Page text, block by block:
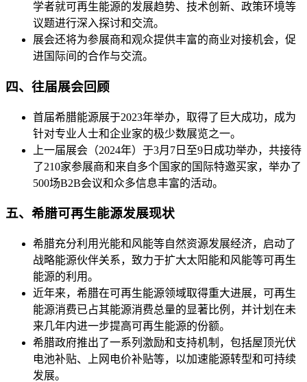
学者就可再生能源的发展趋势、技术创新、政策环境等
议题进行深入探讨和交流。
展会还将为参展商和观众提供丰富的商业对接机会，促
进国际间的合作与交流。
四、往届展会回顾
首届希腊能源展于2023年举办，取得了巨大成功，成为
针对专业人士和企业家的极少数展览之一。
上一届展会（2024年）于3月7日至9日成功举办，共接待
了210家参展商和来自多个国家的国际特邀买家，举办了
500场B2B会议和众多信息丰富的活动。
五、希腊可再生能源发展现状
希腊充分利用光能和风能等自然资源发展经济，启动了
战略能源伙伴关系，致力于扩大太阳能和风能等可再生
能源的利用。
近年来，希腊在可再生能源领域取得重大进展，可再生
能源消费已占其能源消费总量的显著比例，并计划在未
来几年内进一步提高可再生能源的份额。
希腊政府推出了一系列激励和支持机制，包括屋顶光伏
电池补贴、上网电价补贴等，以加速能源转型和可持续
发展。